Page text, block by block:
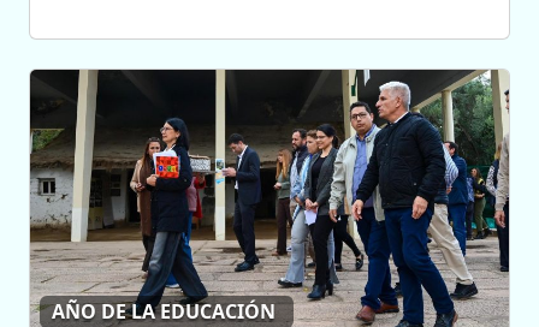
AÑO DE LA EDUCACIÓN